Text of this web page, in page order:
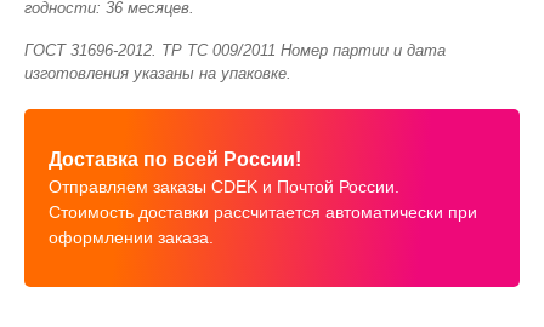
годности: 36 месяцев.
ГОСТ 31696-2012. ТР ТС 009/2011 Номер партии и дата
изготовления указаны на упаковке.
Доставка по всей России!
Отправляем заказы CDEK и Почтой России.
Стоимость доставки рассчитается автоматически при
оформлении заказа.